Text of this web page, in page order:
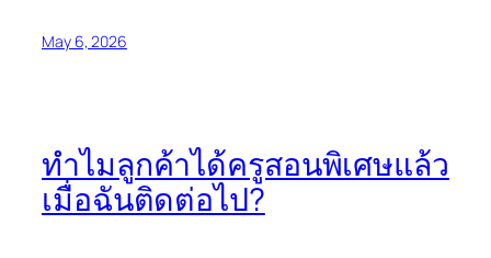
May 6, 2026
ทำไมลูกค้าได้ครูสอนพิเศษแล้ว
เมื่อฉันติดต่อไป?